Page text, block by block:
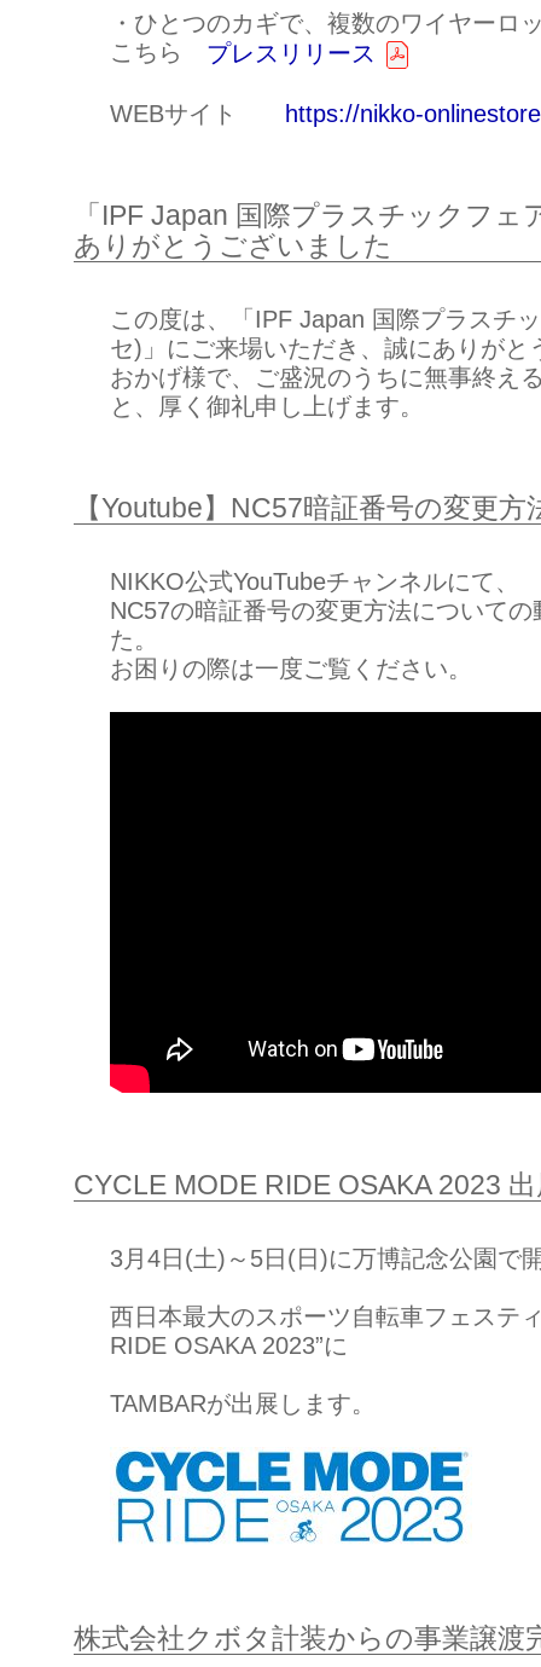
・ひとつのカギで、複数のワイヤーロ
こちら プレスリリース
WEBサイト https://nikko-
「IPF Japan 国際プラスチックフェ
ありがとうございました
この度は、「IPF Japan 国際プラスチ
セ)」にご来場いただき、誠にありがと
おかげ様で、ご盛況のうちに無事終え
と、厚く御礼申し上げます。
【Youtube】NC57暗証番号の変更
NIKKO公式YouTubeチャンネルにて、
NC57の暗証番号の変更方法について
た。
お困りの際は一度ご覧ください。
CYCLE MODE RIDE OSAKA 2023
3月4日(土)～5日(日)に万博記念公園で
西日本最大のスポーツ自転車フェステ
RIDE OSAKA 2023”に
TAMBARが出展します。
株式会社クボタ計装からの事業譲渡